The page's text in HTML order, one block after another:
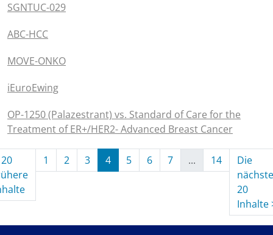
SGNTUC-029
ABC-HCC
MOVE-ONKO
iEuroEwing
OP-1250 (Palazestrant) vs. Standard of Care for the
Treatment of ER+/HER2- Advanced Breast Cancer
20
1 2 3
4
5 6 7 ... 14
Die
20
Inhalte